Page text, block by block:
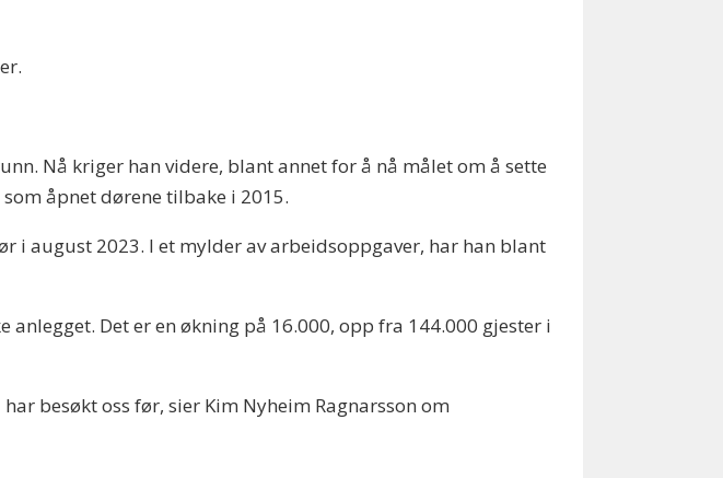
Nå kriger han videre, blant annet for å nå målet om å sette
åpnet dørene tilbake i 2015.
i august 2023. I et mylder av arbeidsoppgaver, har han blant
Det er en økning på 16.000, opp fra 144.000 gjester i
besøkt oss før, sier Kim Nyheim Ragnarsson om